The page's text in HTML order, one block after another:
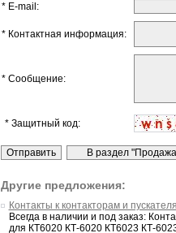
* E-mail:
* Контактная информация:
* Сообщение:
* Защитный код:
Другие предложения:
Контакты к контакторам и
Всегда в наличии и под заказ:
для КТ6020 КТ-6020 КТ6023 КТ-